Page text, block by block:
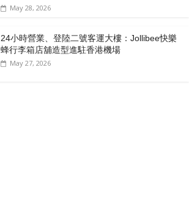
May 28, 2026
24小時營業、登陸二號客運大樓：Jollibee快樂
蜂行李箱店舖造型進駐香港機場
May 27, 2026